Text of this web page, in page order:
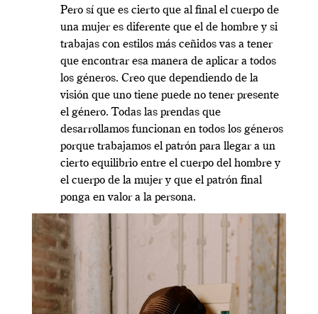
Pero sí que es cierto que al final el cuerpo de
una mujer es diferente que el de hombre y si
trabajas con estilos más ceñidos vas a tener
que encontrar esa manera de aplicar a todos
los géneros. Creo que dependiendo de la
visión que uno tiene puede no tener presente
el género. Todas las prendas que
desarrollamos funcionan en todos los géneros
porque trabajamos el patrón para llegar a un
cierto equilibrio entre el cuerpo del hombre y
el cuerpo de la mujer y que el patrón final
ponga en valor a la persona.